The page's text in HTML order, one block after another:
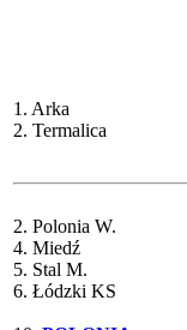
1. Arka
2. Termalica
2. Polonia W.
4. Miedź
5. Stal M.
6. Łódzki KS